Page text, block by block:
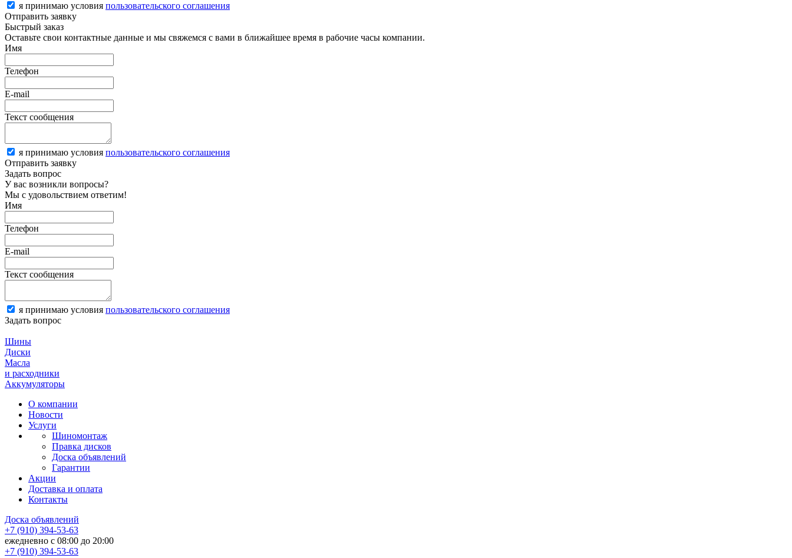
я принимаю условия пользовательского соглашения
Отправить заявку
Быстрый заказ
Оставьте свои контактные данные и мы свяжемся с вами в ближайшее время в рабочие часы компании.
Имя
Телефон
E-mail
Текст сообщения
я принимаю условия пользовательского соглашения
Отправить заявку
Задать вопрос
У вас возникли вопросы?
Мы с удовольствием ответим!
Имя
Телефон
E-mail
Текст сообщения
я принимаю условия пользовательского соглашения
Задать вопрос
Шины
Диски
Масла
и расходники
Аккумуляторы
О компании
Новости
Услуги
Шиномонтаж
Правка дисков
Доска объявлений
Гарантии
Акции
Доставка и оплата
Контакты
Доска объявлений
+7 (910) 394-53-63
ежедневно с 08:00 до 20:00
+7 (910) 394-53-63